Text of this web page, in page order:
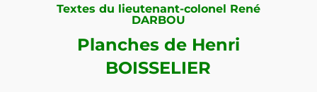
Textes du lieutenant-colonel René
DARBOU
Planches de Henri
BOISSELIER